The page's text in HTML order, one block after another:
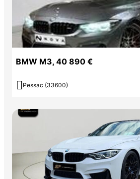
BMW M3, 40 890 €
 Pessac (33600)